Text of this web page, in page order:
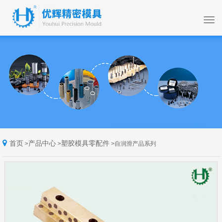
首页 >产品中心>塑胶模具零配件>自润滑产品系列